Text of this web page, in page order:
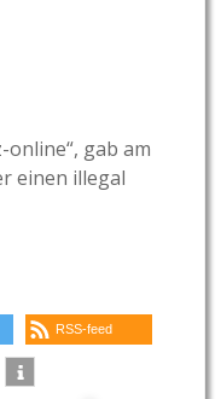
online“, gab am
einen illegal
RSS-feed